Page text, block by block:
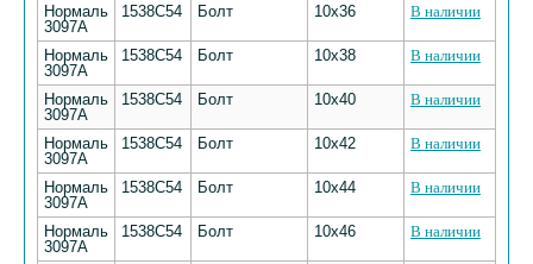
Нормаль
3097А
1538С54 Болт 10х36 В наличии
Нормаль
3097А
1538С54 Болт 10х38 В наличии
Нормаль
3097А
1538С54 Болт 10х40 В наличии
Нормаль
3097А
1538С54 Болт 10х42 В наличии
Нормаль
3097А
1538С54 Болт 10х44 В наличии
Нормаль
3097А
1538С54 Болт 10х46 В наличии